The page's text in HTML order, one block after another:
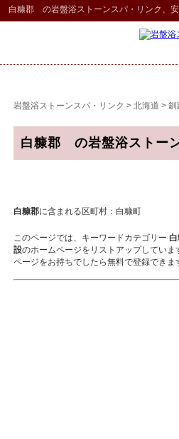
白糠郡 の岩盤浴ストーンスパ ・リンク 、
岩盤浴ストーンスパ・リンク > 北海道 > 釧
白糠郡 の岩盤浴ストー
白糠郡に含まれる区町村：白糠町
このページでは、キーワードカテゴリー
設のホームページをリストアップしてい
ページをお持ちでしたら無料で登録できま